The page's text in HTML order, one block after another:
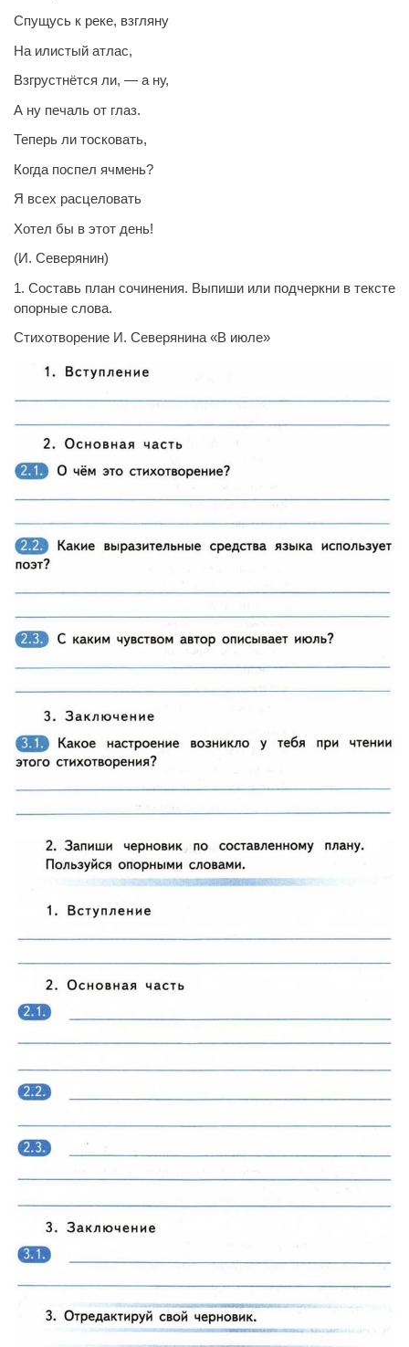
Спущусь к реке, взгляну
На илистый атлас,
Взгрустнётся ли, — а ну,
А ну печаль от глаз.
Теперь ли тосковать,
Когда поспел ячмень?
Я всех расцеловать
Хотел бы в этот день!
(И. Северянин)
1. Составь план сочинения. Выпиши или подчеркни в тексте
опорные слова.
Стихотворение И. Северянина «В июле»